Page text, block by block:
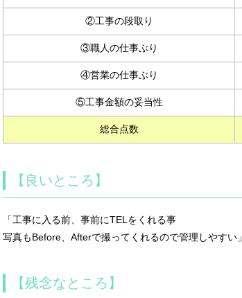
②工事の段取り
③職人の仕事ぶり
④営業の仕事ぶり
⑤工事金額の妥当性
総合点数
【良いところ】
「工事に入る前、事前にTELをくれる事
写真もBefore、Afterで撮ってくれるので管理しやすい」
【残念なところ】